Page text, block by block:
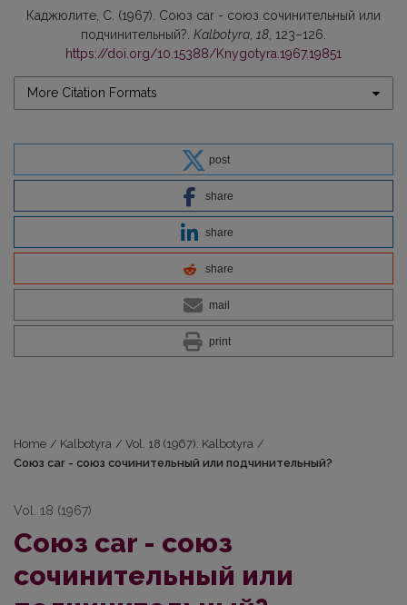
Каджюлите, С. (1967). Союз car - союз сочинительный или
подчинительный?. Kalbotyra 18 , 123–126.
https://doi.org/10.15388/Knygotyra.1967.19851
More Citation Formats
post
share
share
share
mail
print
Home / Kalbotyra / Vol. 18 (1967): Kalbotyra /
Союз car - союз сочинительный или подчинительный?
Vol. 18 (1967)
Союз car - союз
сочинительный или